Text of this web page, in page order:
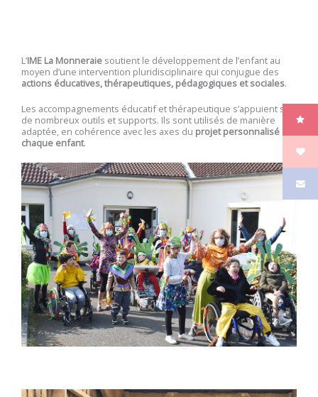
L’IME La Monneraie soutient le développement de l’enfant au
moyen d’une intervention pluridisciplinaire qui conjugue des
actions éducatives, thérapeutiques, pédagogiques et sociales.
Les accompagnements éducatif et thérapeutique s’appuient sur
de nombreux outils et supports. Ils sont utilisés de manière
adaptée, en cohérence avec les axes du projet personnalisé de
chaque enfant.